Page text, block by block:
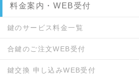
料金案内・WEB受付
鍵のサービス料金一覧
合鍵のご注文WEB受付
鍵交換 申し込みWEB受付